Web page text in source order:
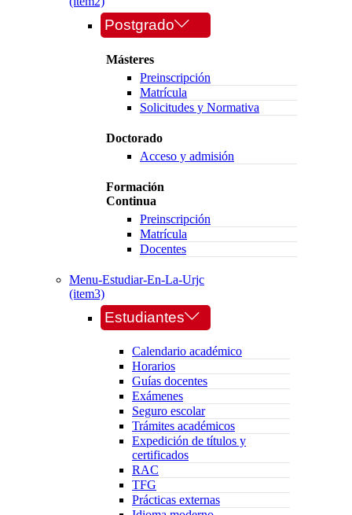
Postgrado
Másteres
Preinscripción
Matrícula
Solicitudes y Normativa
Doctorado
Acceso y admisión
Formación
Continua
Preinscripción
Matrícula
Docentes
Menu-Estudiar-En-La-Urjc
(item3)
Estudiantes
Calendario académico
Horarios
Guías docentes
Exámenes
Seguro escolar
Trámites académicos
Expedición de títulos y
certificados
RAC
TFG
Prácticas externas